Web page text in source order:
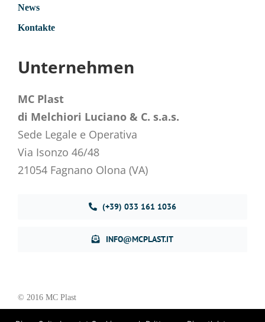
News
Kontakte
Unternehmen
MC Plast
di Melchiori Luciano & C. s.a.s.
Sede Legale e Operativa
Via Isonzo 46/48
21054 Fagnano Olona (VA)
(+39) 033 161 1036
INFO@MCPLAST.IT
© 2016 MC Plast